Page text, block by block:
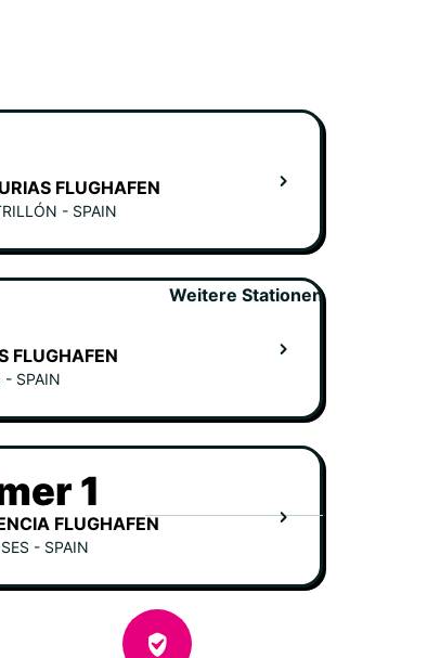
FLUGHAFEN
- SPAIN
FLUGHAFEN
- SPAIN
FLUGHAFEN
- SPAIN
Weitere Stationen
1